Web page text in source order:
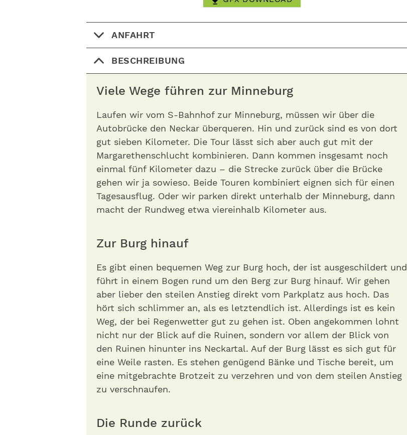
ANFAHRT
BESCHREIBUNG
Viele Wege führen zur Minneburg
Laufen wir vom S-Bahnhof zur Minneburg, müssen wir über die
Autobrücke den Neckar überqueren. Hin und zurück sind es von dort
gut sieben Kilometer. Die Tour lässt sich aber auch gut mit der
Margarethenschlucht kombinieren. Dann kommen insgesamt noch
einmal fünf Kilometer dazu – die Strecke zurück über die Brücke
gehen wir ja sowieso. Beide Touren kombiniert eignen sich für einen
Tagesausflug. Oder wir parken direkt unterhalb der Minneburg, dann
macht der Rundweg etwa viereinhalb Kilometer aus.
Zur Burg hinauf
Es gibt einen bequemen Weg zur Burg hoch, der ist ausgeschildert und
führt in einem Bogen rund um den Berg zur Burg hinauf. Wir gehen
aber lieber den steilen Anstieg direkt vom Parkplatz aus hoch. Das
hört sich schlimmer an, als es letztendlich ist. Allerdings ist es kein
Weg, der bei Regenwetter gut zu gehen ist. Oben angekommen lohnt
nicht nur der Blick auf die Ruinen, sondern vor allem der Blick von
den Ruinen hi­nunter ins Neckartal. Auf der Burg lässt es sich gut für
eine Weile rasten. Es stehen genügend Bänke und Tische bereit, um
eine mitgebrachte Brotzeit zu verzehren und von dem steilen Anstieg
zu verschnaufen.
Die Runde zurück